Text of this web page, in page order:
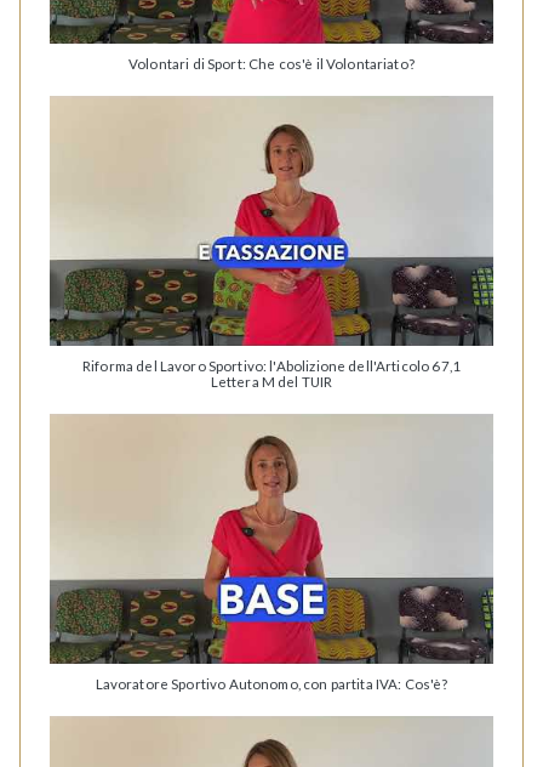
Volontari di Sport: Che cos'è il Volontariato?
Riforma del Lavoro Sportivo: l'Abolizione dell'Articolo 67,1
Lettera M del TUIR
Lavoratore Sportivo Autonomo, con partita IVA: Cos'è?